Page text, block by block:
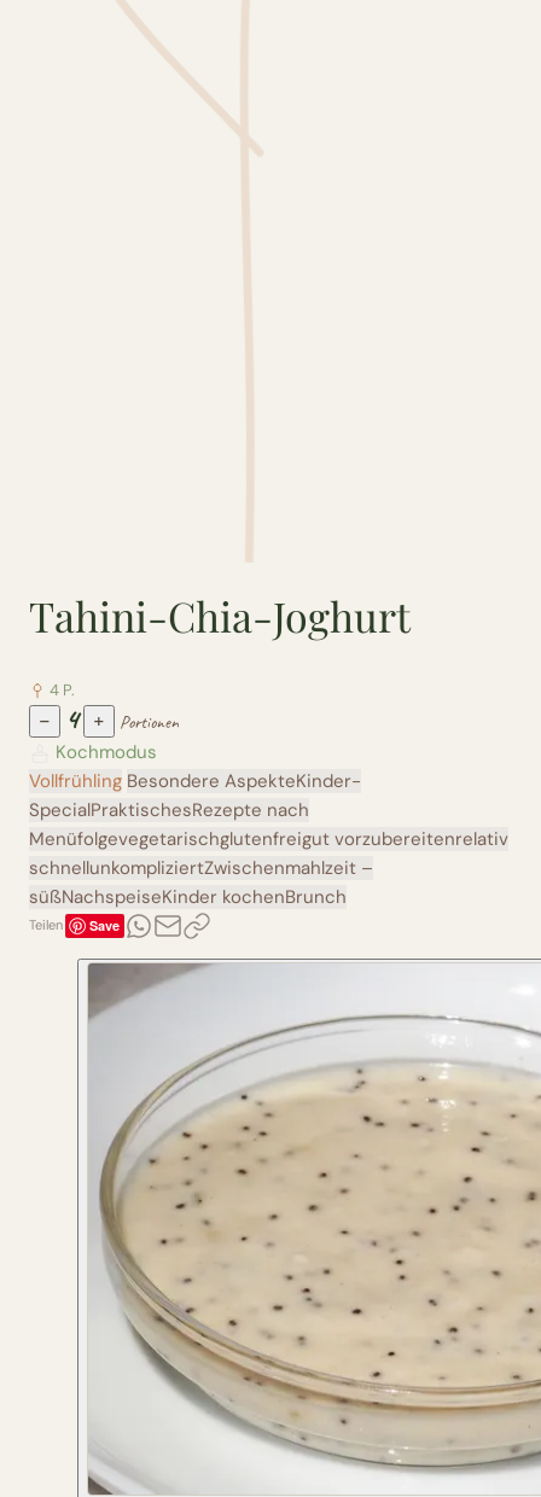
Tahini-Chia-Joghurt
4 P.
− 4 + Portionen
Kochmodus
Vollfrühling Besondere AspekteKinder-
SpecialPraktischesRezepte nach
Menüfolgevegetarischglutenfreigut vorzubereitenrelativ
schnellunkompliziertZwischenmahlzeit –
süßNachspeiseKinder kochenBrunch
Teilen Save